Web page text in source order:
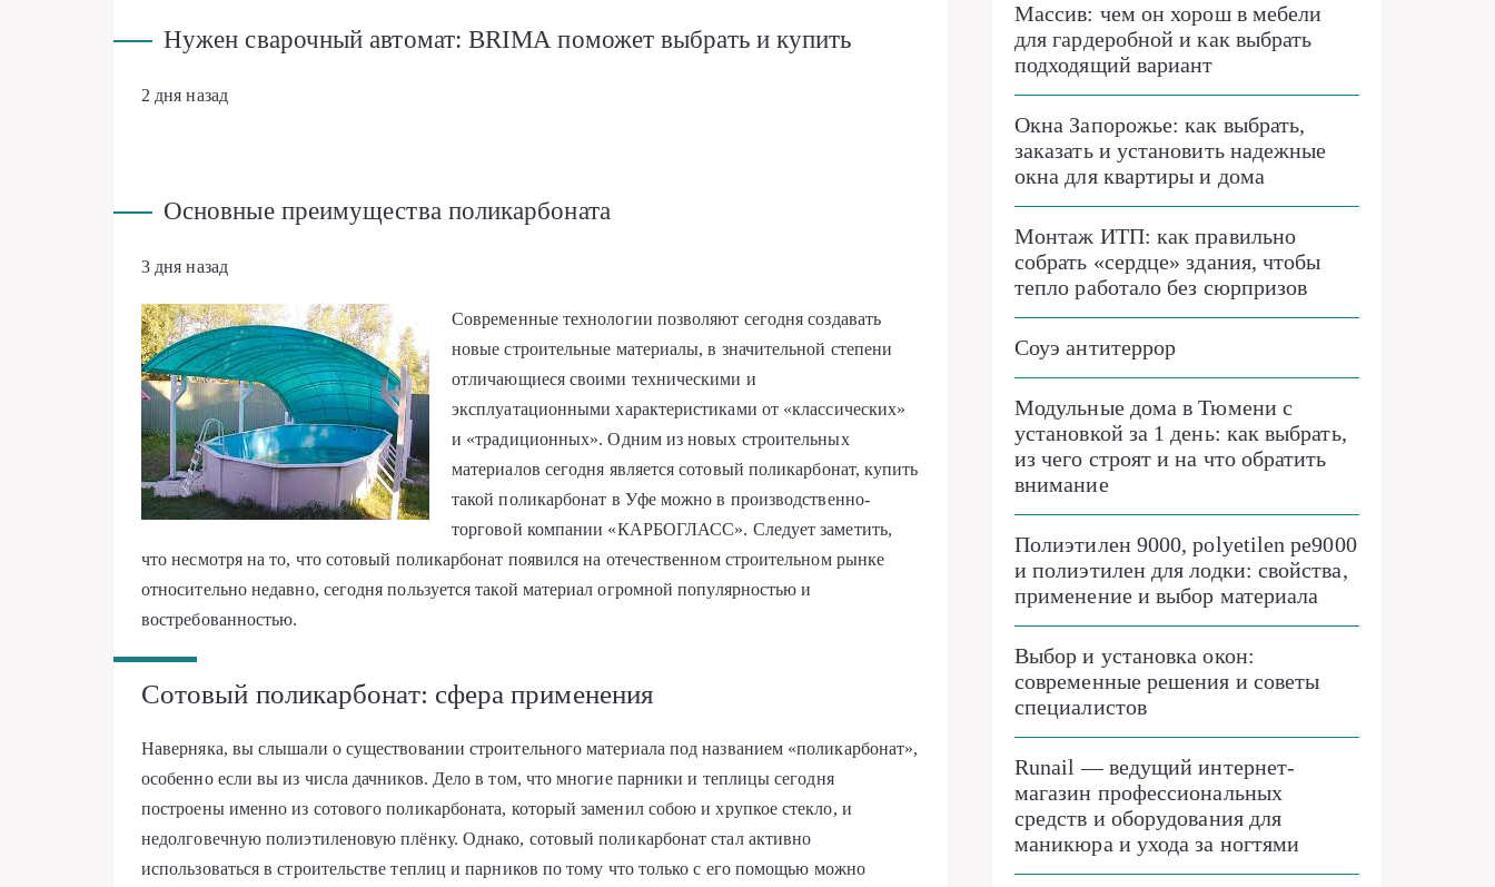
Нужен сварочный автомат: BRIMA поможет выбрать и купить
2 дня назад
Основные преимущества поликарбоната
3 дня назад
Современные технологии позволяют сегодня создавать
новые строительные материалы, в значительной степени
отличающиеся своими техническими и
эксплуатационными характеристиками от «классических»
и «традиционных». Одним из новых строительных
материалов сегодня является сотовый поликарбонат, купить
такойполикарбонат в Уфеможно в производственно-
торговой компании «КАРБОГЛАСС». Следует заметить,
что несмотря на то, что сотовый поликарбонат появился на отечественном строительном рынке
относительно недавно, сегодня пользуется такой материал огромной популярностью и
востребованностью.
Сотовый поликарбонат: сфера применения
Наверняка, вы слышали о существовании строительного материала под названием «поликарбонат»,
особенно если вы из числа дачников. Дело в том, что многие парники и теплицы сегодня
построены именно из сотового поликарбоната, который заменил собою и хрупкое стекло, и
недолговечную полиэтиленовую плёнку. Однако, сотовый поликарбонат стал активно
использоваться в строительстве теплиц и парников по тому что только с его помощью можно
Массив: чем он хорош в мебели
для гардеробной и как выбрать
подходящий вариант
Окна Запорожье: как выбрать,
заказать и установить надежные
окна для квартиры и дома
Монтаж ИТП: как правильно
собрать «сердце» здания, чтобы
тепло работало без сюрпризов
Соуэ антитеррор
Модульные дома в Тюмени с
установкой за 1 день: как выбрать,
из чего строят и на что обратить
внимание
Полиэтилен 9000, polyetilen pe9000
и полиэтилен для лодки: свойства,
применение и выбор материала
Выбор и установка окон:
современные решения и советы
специалистов
Runail — ведущий интернет-
магазин профессиональных
средств и оборудования для
маникюра и ухода за ногтями